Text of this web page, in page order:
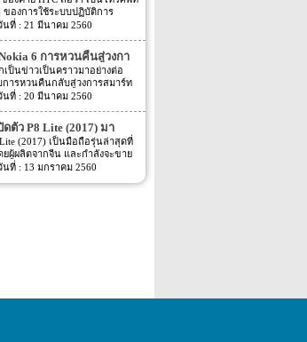
ยรูปเซลฟี่ได้กว้างมากยิ่งขึ้น
บบ AMOLED มีความละเอียดสูง
นาด 5.5 นิ้ว ระบบประมวลผล
เป็นชิปเซ็ต Snapdragon 625
ลผลของ Qualcomm ใช้ RAM
วามจำมีให้เลือกอยู่ 2 ขนาด คือ
ะได้สัมผัสกับ iPhone 7 ที่มา
กแบบสีของบอดี้ด้วยสีแดงอัน
ใจแบบสุดๆ ทำให้สาวกของ
ป๋าสั่นกันเลยทีเดียว การออกแบบ
ดง ได้แรงบันดาลใจมาจากการ
ซึ่งปกติแล้ว การปรับแต่ง
บริษัทข้างนอกช่วยในการปรับ
ดี้นี้สีนี้ Apple ลงแรงปรับแต่งเอง
แรง Apple จะจับความร้อนแรง
7 และ iPhone 7 Plus ทาง
ได้กำหนดวันจำหน่ายในวันศุกร์
2560 ที่จะถึงนี้ เวลาในการเปิด
าช่วงเช้าประมาณ 8.01 น. (เป็น
ระเทศแถบแปซิฟิก) การเปิดตัว
ของการใช้ระบบปฏิบัติการ
ยคนน่าจะจำได้ ในช่วงนั้นมี
ทั่วบ้านทั่วเมือง สมาร์ทโฟนหนึ่ง
เล่นเกมส์ Angry Bird นี้ได้ ก็คือ
ากค่าย HTC หลังจากนั้น HTC
นาสมาร์ทโฟนขึ้นมาอีก
ดได้เตรียมปล่อยรุ่นใหม่ อย่าง
HTC U Ultra มาพร้อมกับหน้า
มีขนาด 5.7 นิ้ว หน้าจอเป็น
5 ซึ่งเป็นหน้าจอใหม่ที่
กันรอยขีดข่วนได้ ความละเอียด
ง 1,040 X 2,560 พิกเซล
ชิปประมวลผล Snapdragon 820
ห้เลือกถึง 2 แบบ คือ 2.15GHz
21 มีนาคม 2560
6 การหวนคืนสู่วงกา
ฟน
เป็นข่าวเป็นคราวมาอย่างต่อ
การหวนคืนกลับสู่วงการสมาร์ท
าร์ทโฟนในแบรนด์ Nokia ครั้ง
โฟนรุ่นนี้ไปทดสอบในห้องปฏิบัติ
เปิดตัวรุ่นแรกภายใต้ชื่อรุ่น TA-
ความน่าสนใจทั้งในเรื่องของ
ะวัสดุอุปกรณ์ที่นำมาผลิตต่างๆ
ด้เป็นสมาร์ทโฟนระดับสูง แต่จะ
ฟนราคากลางๆ ที่เตรียมตัวจะมา
20 มีนาคม 2560
ดตัว P8 Lite (2017) มา
อ 1080p ชิพเซ็ท Kirin
Lite (2017) เป็นมือถือรุ่นล่าสุดที่
ยผู้ผลิตจากจีน และกำลังจะขาย
บางประเทศในเร็วๆ นี้ แต่การ
13 มกราคม 2560